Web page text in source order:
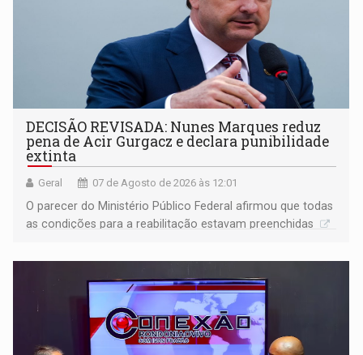
DECISÃO REVISADA: Nunes Marques reduz
pena de Acir Gurgacz e declara punibilidade
extinta
Geral 07 de Agosto de 2026 às 12:01
O parecer do Ministério Público Federal afirmou que todas
as condições para a reabilitação estavam preenchidas